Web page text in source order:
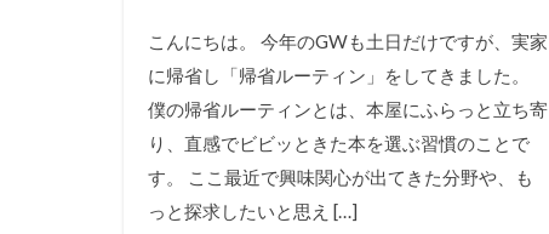
こんにちは。 今年のGWも土日だけですが、実家
に帰省し「帰省ルーティン」をしてきました。
僕の帰省ルーティンとは、本屋にふらっと立ち寄
り、直感でビビッときた本を選ぶ習慣のことで
す。 ここ最近で興味関心が出てきた分野や、も
っと探求したいと思え […]